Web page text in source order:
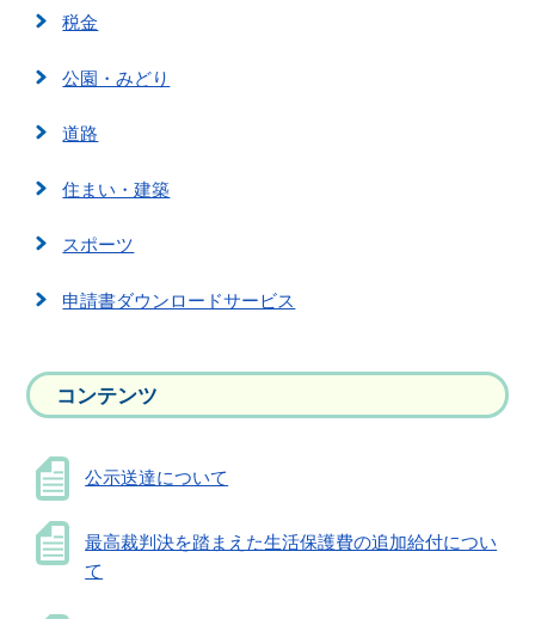
税金
公園・みどり
道路
住まい・建築
スポーツ
申請書ダウンロードサービス
コンテンツ
公示送達について
最高裁判決を踏まえた生活保護費の追加給付につい
て